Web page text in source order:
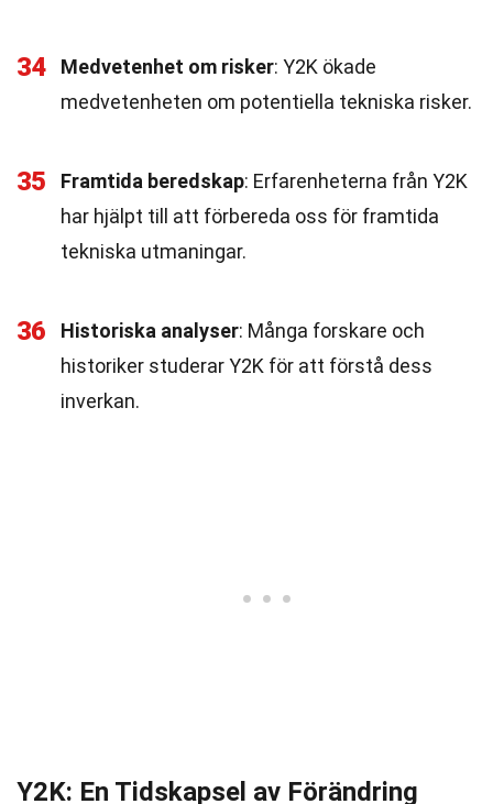
34 Medvetenhet om risker: Y2K ökade
medvetenheten om potentiella tekniska risker.
35 Framtida beredskap: Erfarenheterna från Y2K
har hjälpt till att förbereda oss för framtida
tekniska utmaningar.
36 Historiska analyser: Många forskare och
historiker studerar Y2K för att förstå dess
inverkan.
Y2K: En Tidskapsel av Förändring